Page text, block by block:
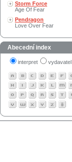
Storm Force
Age Of Fear
Pendragon
Love Over Fear
Abecední index
interpret vydavatel